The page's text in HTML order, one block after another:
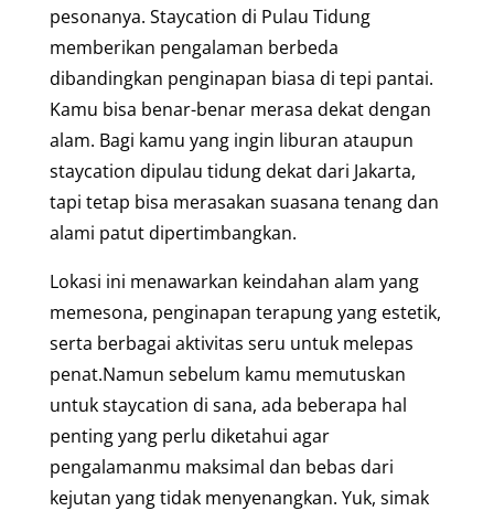
pesonanya. Staycation di Pulau Tidung
memberikan pengalaman berbeda
dibandingkan penginapan biasa di tepi pantai.
Kamu bisa benar-benar merasa dekat dengan
alam. Bagi kamu yang ingin liburan ataupun
staycation dipulau tidung dekat dari Jakarta,
tapi tetap bisa merasakan suasana tenang dan
alami patut dipertimbangkan.
Lokasi ini menawarkan keindahan alam yang
memesona, penginapan terapung yang estetik,
serta berbagai aktivitas seru untuk melepas
penat.Namun sebelum kamu memutuskan
untuk staycation di sana, ada beberapa hal
penting yang perlu diketahui agar
pengalamanmu maksimal dan bebas dari
kejutan yang tidak menyenangkan. Yuk, simak